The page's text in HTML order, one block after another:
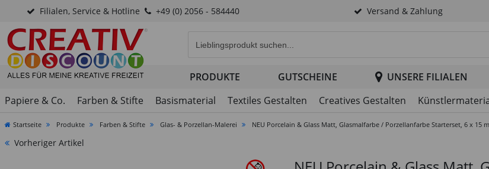
Filialen, Service & Hotline +49 (0) 2056 - 584440 Versand & Zahlung
PRODUKTE GUTSCHEINE
UNSERE FILIALEN
Papiere & Co.
Farben & Stifte Basismaterial Textiles Gestalten Creatives Gestalten
Startseite Produkte Farben & Stifte Glas- & Porzellan-Malerei NEU Porcelain & Glass Matt, Glasmalfarbe / Porzellanfarbe Starterset, 6 x 15
Vorheriger Artikel